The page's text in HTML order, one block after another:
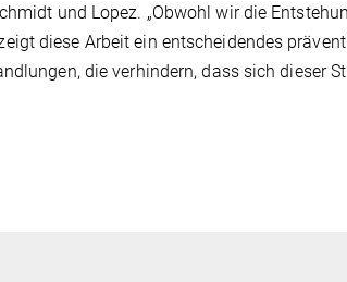
und Lopez. „Obwohl wir die
diese Arbeit ein entscheidendes
die verhindern, dass sich dieser